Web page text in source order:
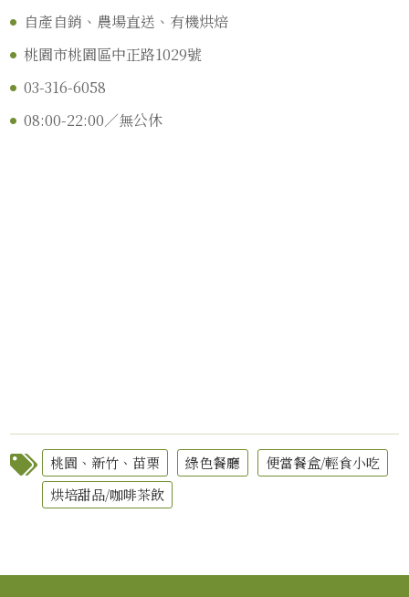
自產自銷、農場直送、有機烘焙
桃園市桃園區中正路1029號
03-316-6058
08:00-22:00／無公休
桃園、新竹、苗栗 綠色餐廳
便當餐盒/輕食小吃
烘培甜品/咖啡茶飲